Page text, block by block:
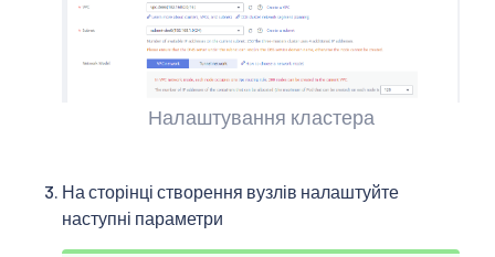
Налаштування кластера
На сторінці створення вузлів налаштуйте
наступні параметри